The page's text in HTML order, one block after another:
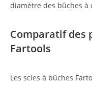
diamètre des bûches à
Comparatif des
Fartools
Les scies à bûches